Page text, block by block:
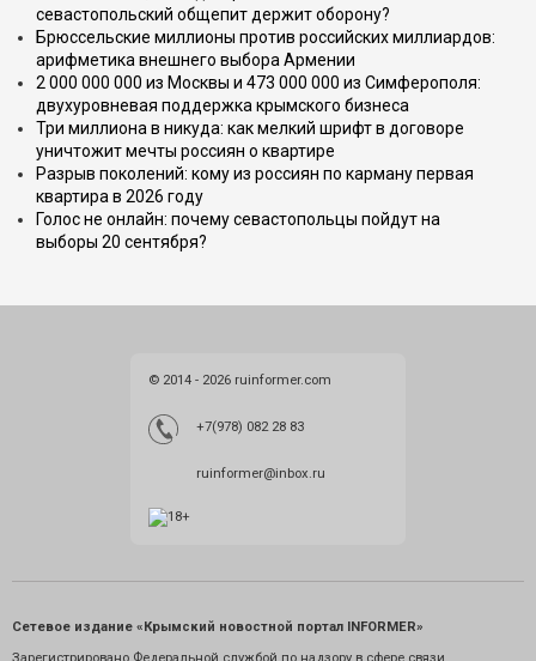
севастопольский общепит держит оборону?
Брюссельские миллионы против российских миллиардов:
арифметика внешнего выбора Армении
2 000 000 000 из Москвы и 473 000 000 из Симферополя:
двухуровневая поддержка крымского бизнеса
Три миллиона в никуда: как мелкий шрифт в договоре
уничтожит мечты россиян о квартире
Разрыв поколений: кому из россиян по карману первая
квартира в 2026 году
Голос не онлайн: почему севастопольцы пойдут на
выборы 20 сентября?
© 2014 - 2026 ruinformer.com
+7(978) 082 28 83
ruinformer@inbox.ru
Сетевое издание «Крымский новостной портал INFORMER»